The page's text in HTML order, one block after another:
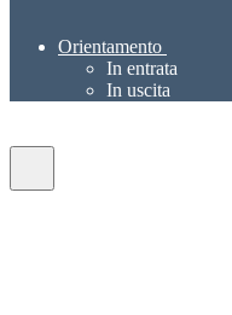
Orientamento
In entrata
In uscita